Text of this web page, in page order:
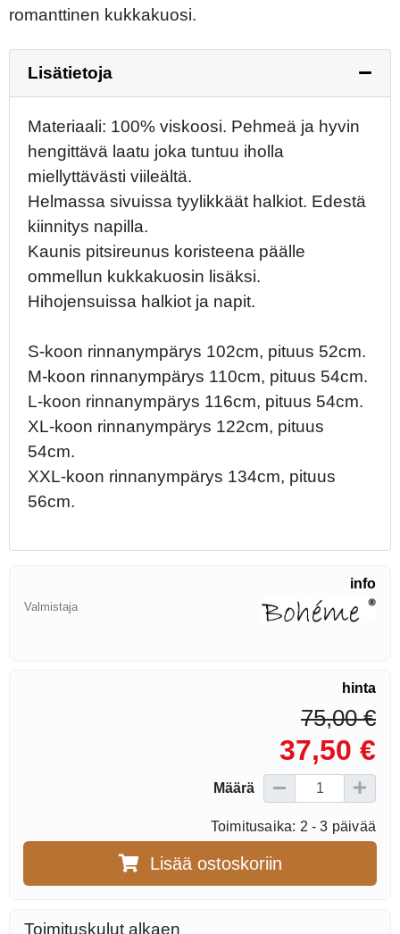
romanttinen kukkakuosi.
Lisätietoja
Materiaali: 100% viskoosi. Pehmeä ja hyvin
hengittävä laatu joka tuntuu iholla
miellyttävästi viileältä.
Helmassa sivuissa tyylikkäät halkiot. Edestä
kiinnitys napilla.
Kaunis pitsireunus koristeena päälle
ommellun kukkakuosin lisäksi.
Hihojensuissa halkiot ja napit.
S-koon rinnanympärys 102cm, pituus 52cm.
M-koon rinnanympärys 110cm, pituus 54cm.
L-koon rinnanympärys 116cm, pituus 54cm.
XL-koon rinnanympärys 122cm, pituus
54cm.
XXL-koon rinnanympärys 134cm, pituus
56cm.
info
Valmistaja
hinta
75,00 €
37,50 €
Määrä
Toimitusaika: 2 - 3 päivää
Lisää ostoskoriin
Toimituskulut alkaen